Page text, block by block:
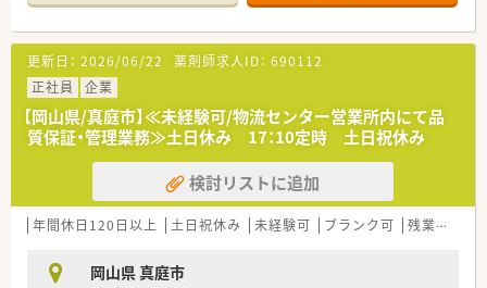
＜業務内容＞
■処方箋による調剤業務、服薬指導、薬剤情報の提供など
＜研修制度＞
■現場の先輩薬剤師より指導を受けて頂きます。
■大学病院とも連携しており、外部とも交流する機会がありま
す。
＜こんな方にもオススメ＞
■病院経験のある方
■幅広い科目を扱う病院でスキルをアップさせたい方
更新日： 2026/06/22 薬剤師求人ID： 690112
正社員
企業
【岡山県/真庭市】≪未経験可/物流センター営業所内にて品
質保証・管理業務≫土日休み 17：10定時 土日祝休み
検討リストに追加
年間休日120日以上 土日祝休み 未経験可 ブランク可 残業なし(ほぼなし含む)
岡山県 真庭市